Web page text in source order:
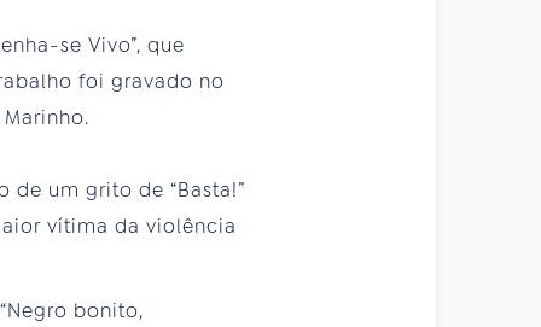
se Vivo”, que
foi gravado no
de um grito de “Basta!”
vítima da violência
bonito,